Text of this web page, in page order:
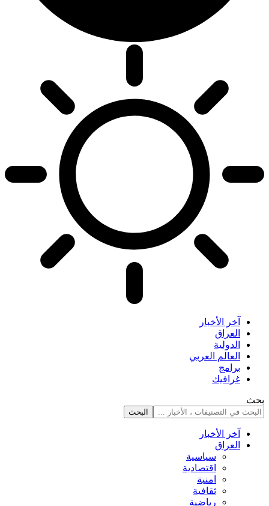
آخر الأخبار
العراق
الدولية
العالم العربي
برامج
غرافيك
بحث
آخر الأخبار
العراق
سياسية
اقتصادية
امنية
ثقافية
رياضية